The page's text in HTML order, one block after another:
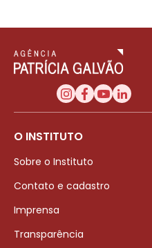
O INSTITUTO
Sobre o Instituto
Contato e cadastro
Imprensa
Transparência